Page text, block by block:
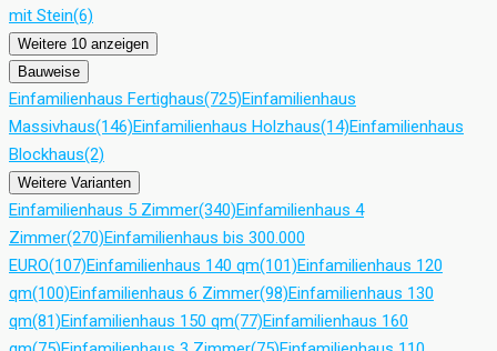
mit Stein(6)
Weitere 10 anzeigen
Bauweise
Einfamilienhaus Fertighaus(725)Einfamilienhaus
Massivhaus(146)Einfamilienhaus Holzhaus(14)Einfamilienhaus
Blockhaus(2)
Weitere Varianten
Einfamilienhaus 5 Zimmer(340)Einfamilienhaus 4
Zimmer(270)Einfamilienhaus bis 300.000
EURO(107)Einfamilienhaus 140 qm(101)Einfamilienhaus 120
qm(100)Einfamilienhaus 6 Zimmer(98)Einfamilienhaus 130
qm(81)Einfamilienhaus 150 qm(77)Einfamilienhaus 160